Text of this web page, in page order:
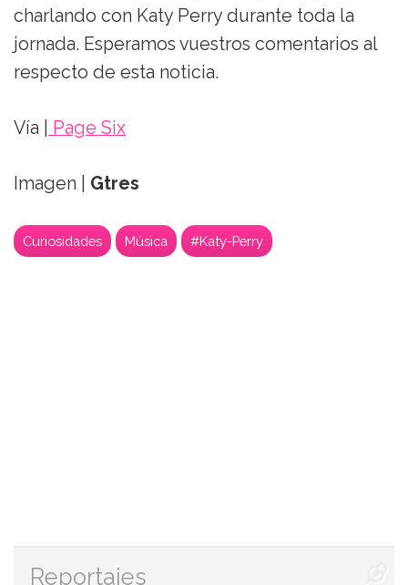
charlando con Katy Perry durante toda la
jornada. Esperamos vuestros comentarios al
respecto de esta noticia.
Vía | Page Six
Imagen | Gtres
Curiosidades Música #Katy-Perry
Reportajes